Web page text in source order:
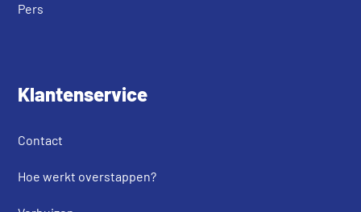
Pers
Klantenservice
Contact
Hoe werkt overstappen?